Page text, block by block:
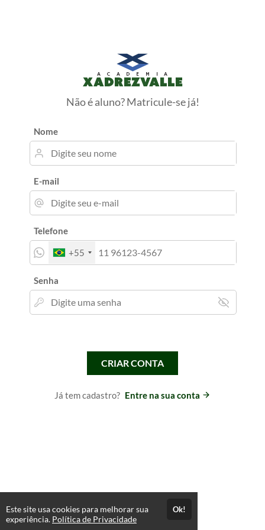
Não é aluno? Matricule-se já!
Nome
E-mail
Telefone
+55
Senha
CRIAR CONTA
Já tem cadastro? Entre na sua conta
Este site usa cookies para melhorar sua
experiência. Política de Privacidade
Ok!